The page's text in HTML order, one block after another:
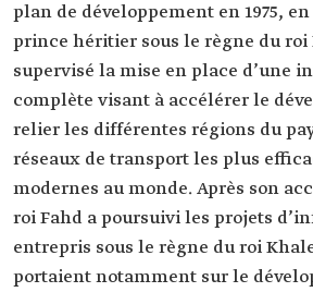
plan de développement en 1975,
prince héritier sous le règne du roi
supervisé la mise en place d’une
complète visant à accélérer le
relier les différentes régions du
réseaux de transport les plus
modernes au monde. Après son
roi Fahd a poursuivi les projets
entrepris sous le règne du roi
portaient notamment sur le